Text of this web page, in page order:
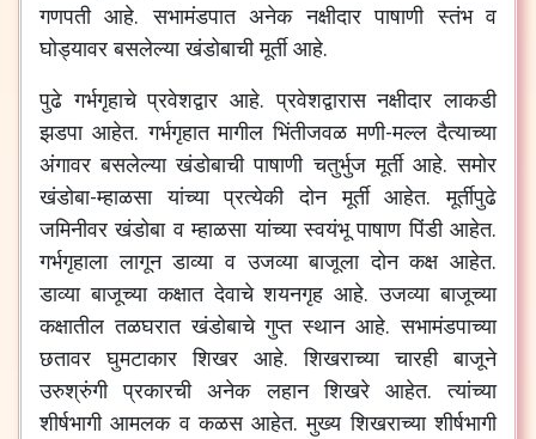
गणपती आहे. सभामंडपात अनेक नक्षीदार पाषाणी स्तंभ व
घोड्यावर बसलेल्या खंडोबाची मूर्ती आहे.
पुढे गर्भगृहाचे प्रवेशद्वार आहे. प्रवेशद्वारास नक्षीदार लाकडी
झडपा आहेत. गर्भगृहात मागील भिंतीजवळ मणी-मल्ल दैत्याच्या
अंगावर बसलेल्या खंडोबाची पाषाणी चतुर्भुज मूर्ती आहे. समोर
खंडोबा-म्हाळसा यांच्या प्रत्येकी दोन मूर्ती आहेत. मूर्तीपुढे
जमिनीवर खंडोबा व म्हाळसा यांच्या स्वयंभू पाषाण पिंडी आहेत.
गर्भगृहाला लागून डाव्या व उजव्या बाजूला दोन कक्ष आहेत.
डाव्या बाजूच्या कक्षात देवाचे शयनगृह आहे. उजव्या बाजूच्या
कक्षातील तळघरात खंडोबाचे गुप्त स्थान आहे. सभामंडपाच्या
छतावर घुमटाकार शिखर आहे. शिखराच्या चारही बाजूने
उरुश्रुंगी प्रकारची अनेक लहान शिखरे आहेत. त्यांच्या
शीर्षभागी आमलक व कळस आहेत. मुख्य शिखराच्या शीर्षभागी